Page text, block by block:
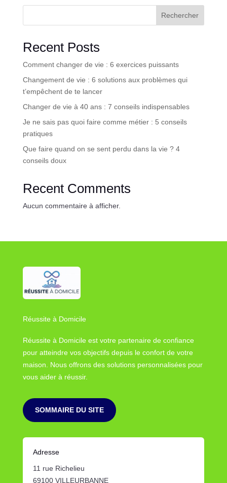
Rechercher
Recent Posts
Comment changer de vie : 6 exercices puissants
Changement de vie : 6 solutions aux problèmes qui
t’empêchent de te lancer
Changer de vie à 40 ans : 7 conseils indispensables
Je ne sais pas quoi faire comme métier : 5 conseils
pratiques
Que faire quand on se sent perdu dans la vie ? 4
conseils doux
Recent Comments
Aucun commentaire à afficher.
Réussite à Domicile
Réussite à Domicile est votre partenaire de confiance
pour atteindre vos objectifs depuis le confort de votre
maison. Nous offrons des solutions personnalisées pour
vous aider à réussir.
SOMMAIRE DU SITE
Adresse
11 rue Richelieu
69100 VILLEURBANNE